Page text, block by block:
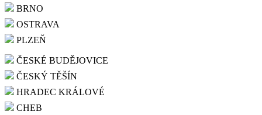
BRNO
OSTRAVA
PLZEŇ
ČESKÉ BUDĚJOVICE
ČESKÝ TĚŠÍN
HRADEC KRÁLOVÉ
CHEB